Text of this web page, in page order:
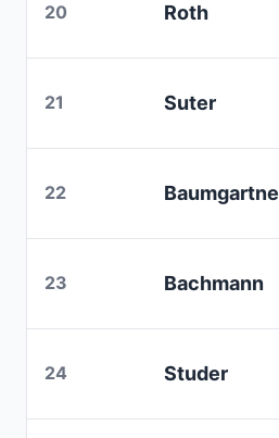
20 Roth
21 Suter
22
23 Bachmann
24 Studer